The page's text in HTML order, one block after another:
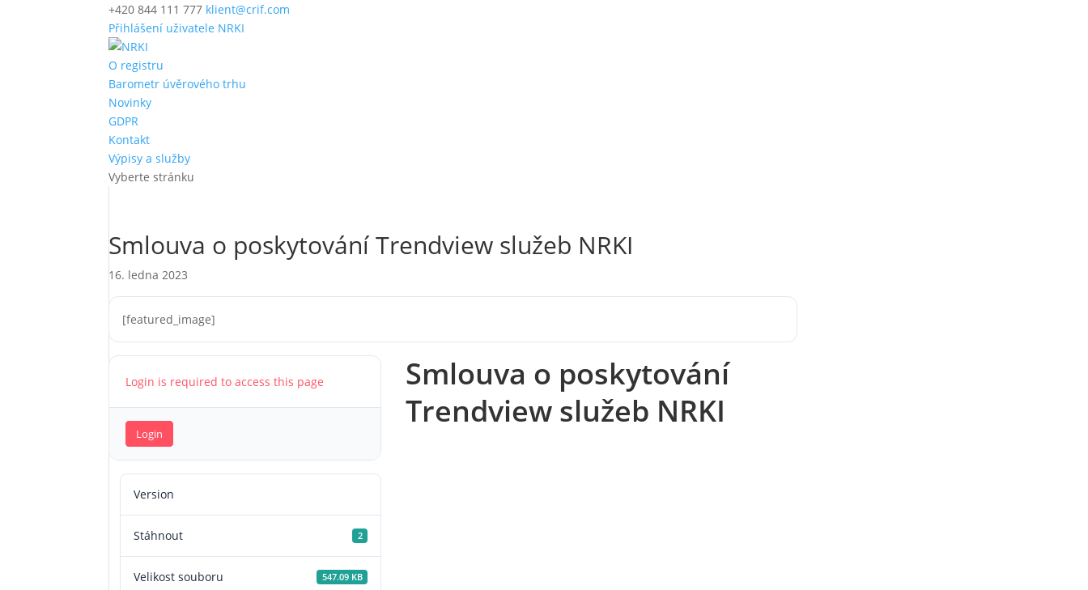
+420 844 111 777 klient@crif.com
Přihlášení uživatele NRKI
O registru
Barometr úvěrového trhu
Novinky
GDPR
Kontakt
Výpisy a služby
Vyberte stránku
Smlouva o poskytování Trendview služeb NRKI
16. ledna 2023
[featured_image]
Login is required to access this page
Login
Version
Stáhnout 2
Velikost souboru 547.09 KB
Smlouva o poskytování
Trendview služeb NRKI